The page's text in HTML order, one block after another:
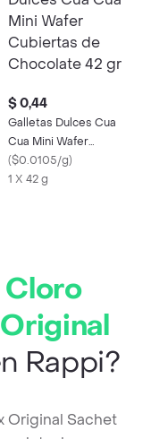
$ 0,44
Galletas Dulces Cua
Cua Mini Wafer
Cubiertas de
Chocolate 42 gr
($0.0105/g)
1 X 42 g
Cloro
Rappi?
Original Sachet